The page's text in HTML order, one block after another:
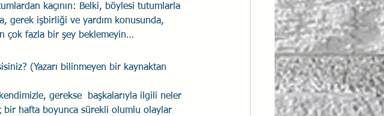
kaçının: Belki, böylesi tutumlarla
gerek işbirliği ve yardım konusunda,
çok fazla bir şey beklemeyin…
(Yazarı bilinmeyen bir kaynaktan
gerekse  başkalarıyla ilgili neler
hafta boyunca sürekli olumlu olaylar